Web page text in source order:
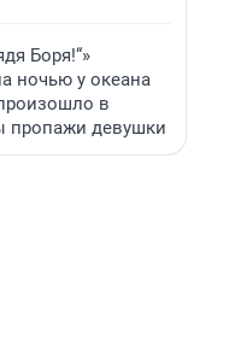
Боря!“»
ночью у океана
в
пропажи девушки